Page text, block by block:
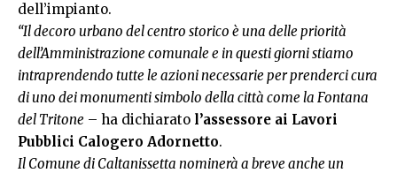
dell’impianto.
“Il decoro urbano del centro storico è una delle priorità
dell’Amministrazione comunale e in questi giorni stiamo
intraprendendo tutte le azioni necessarie per prenderci cura
di uno dei monumenti simbolo della città come la Fontana
del Tritone – ha dichiarato l’assessore ai Lavori
Pubblici Calogero Adornetto.
Il Comune di Caltanissetta nominerà a breve anche un